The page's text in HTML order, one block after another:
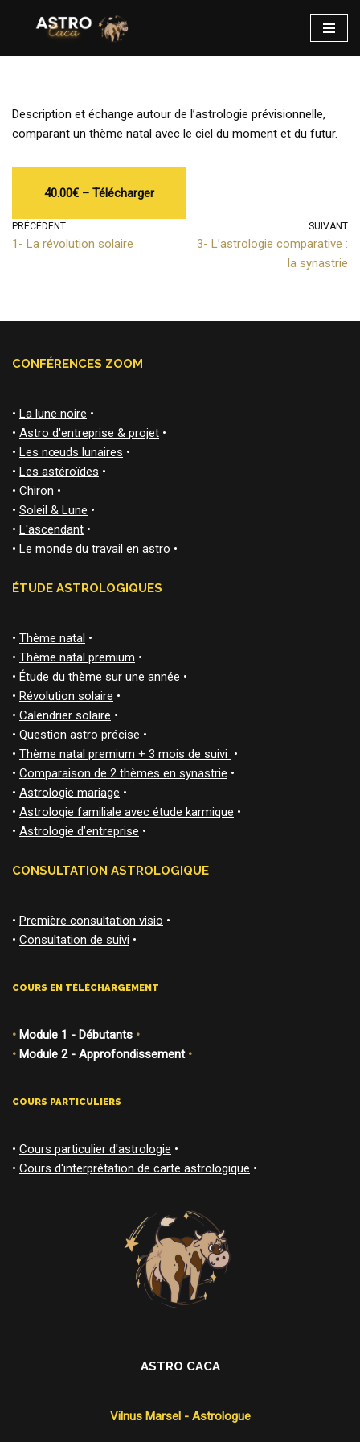
Description et échange autour de l’astrologie prévisionnelle,
comparant un thème natal avec le ciel du moment et du futur.
40.00€ – Télécharger
PRÉCÉDENT
1- La révolution solaire
SUIVANT
3- L’astrologie comparative :
la synastrie
CONFÉRENCES ZOOM
• La lune noire •
• Astro d'entreprise & projet •
• Les nœuds lunaires •
• Les astéroïdes •
• Chiron •
• Soleil & Lune •
• L'ascendant •
• Le monde du travail en astro •
ÉTUDE ASTROLOGIQUES
• Thème natal •
• Thème natal premium •
• Étude du thème sur une année •
• Révolution solaire •
• Calendrier solaire •
• Question astro précise •
• Thème natal premium + 3 mois de suivi •
• Comparaison de 2 thèmes en synastrie •
• Astrologie mariage •
• Astrologie familiale avec étude karmique •
• Astrologie d’entreprise •
CONSULTATION ASTROLOGIQUE
• Première consultation visio •
• Consultation de suivi •
COURS EN TÉLÉCHARGEMENT
• Module 1 - Débutants •
• Module 2 - Approfondissement•
COURS PARTICULIERS
• Cours particulier d'astrologie •
• Cours d'interprétation de carte astrologique •
ASTRO CACA
Vilnus Marsel - Astrologue